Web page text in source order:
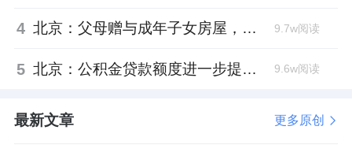
4 北京：父母赠与成年子女房屋，不再核验子女的购房资格 9.7w阅读
5 北京：公积金贷款额度进一步提高、最高可贷340万元 9.6w阅读
最新文章 更多原创